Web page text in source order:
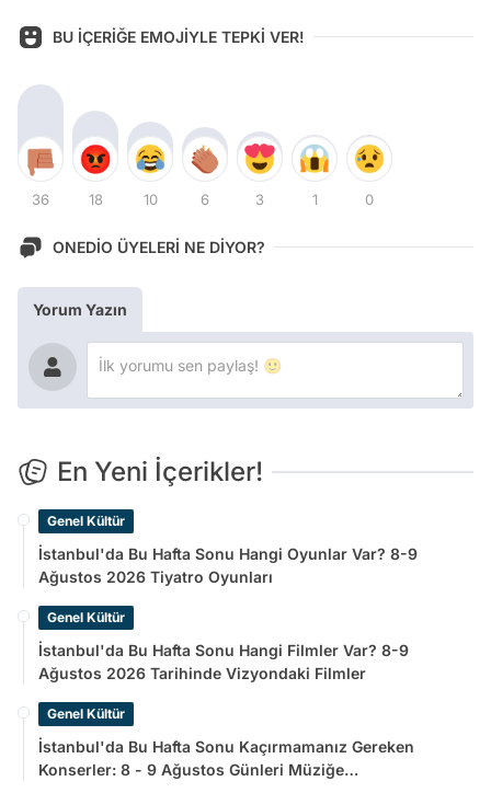
BU İÇERİĞE EMOJİYLE TEPKİ VER!
36 18 10 6 3 1 0
ONEDİO ÜYELERİ NE DİYOR?
Yorum Yazın
En Yeni İçerikler!
Genel Kültür
İstanbul'da Bu Hafta Sonu Hangi Oyunlar Var? 8-9
Ağustos 2026 Tiyatro Oyunları
Genel Kültür
İstanbul'da Bu Hafta Sonu Hangi Filmler Var? 8-9
Ağustos 2026 Tarihinde Vizyondaki Filmler
Genel Kültür
İstanbul'da Bu Hafta Sonu Kaçırmamanız Gereken
Konserler: 8 - 9 Ağustos Günleri Müziğe